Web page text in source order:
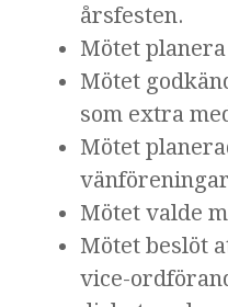
årsfesten.
Mötet
Mötet
som extra
Mötet
Mötet valde
Mötet beslöt
vice-